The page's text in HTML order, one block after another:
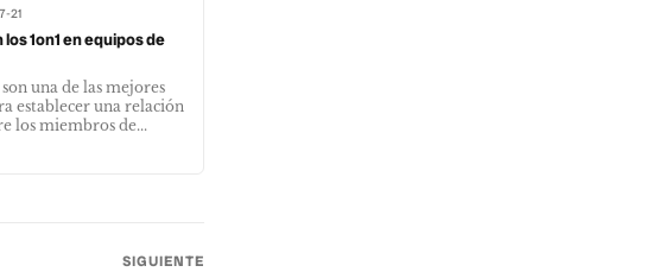
21
1on1 en equipos de
son una de las mejores
establecer una relación
los miembros de...
SIGUIENTE